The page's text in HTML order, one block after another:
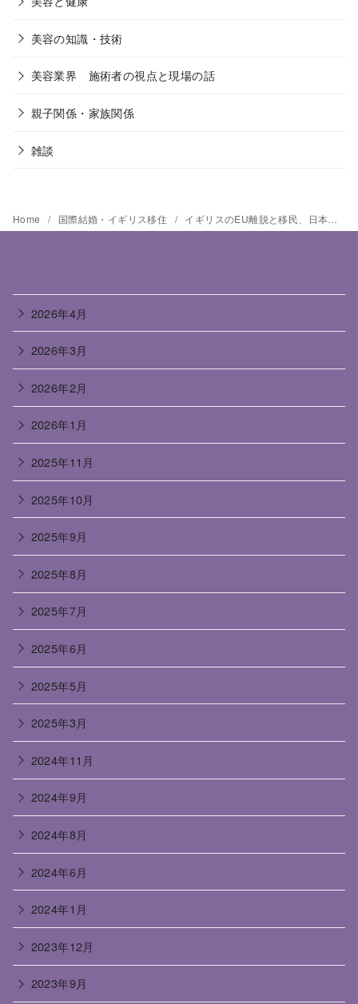
美容の知識・技術
美容業界 施術者の視点と現場の話
親子関係・家族関係
雑談
Home 国際結婚・イギリス移住 イギリスのEU離脱と移民、日本について思うこと
2026年4月
2026年3月
2026年2月
2026年1月
2025年11月
2025年10月
2025年9月
2025年8月
2025年7月
2025年6月
2025年5月
2025年3月
2024年11月
2024年9月
2024年8月
2024年6月
2024年1月
2023年12月
2023年9月